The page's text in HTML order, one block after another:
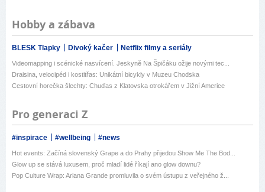
Hobby a zábava
BLESK Tlapky Divoký kačer Netflix filmy a seriály
Videomapping i scénické nasvícení. Jeskyně Na Špičáku ožije novými tec...
Draisina, velocipéd i kostitřas: Unikátní bicykly v Muzeu Chodska
Cestovní horečka šlechty: Chuďas z Klatovska otrokářem v Jižní Americe
Pro generaci Z
#inspirace #wellbeing #news
Hot events: Začíná slovenský Grape a do Prahy přijedou Show Me The Bod...
Glow up se stává luxusem, proč mladí lidé říkají ano glow downu?
Pop Culture Wrap: Ariana Grande promluvila o svém ústupu z veřejného ž...